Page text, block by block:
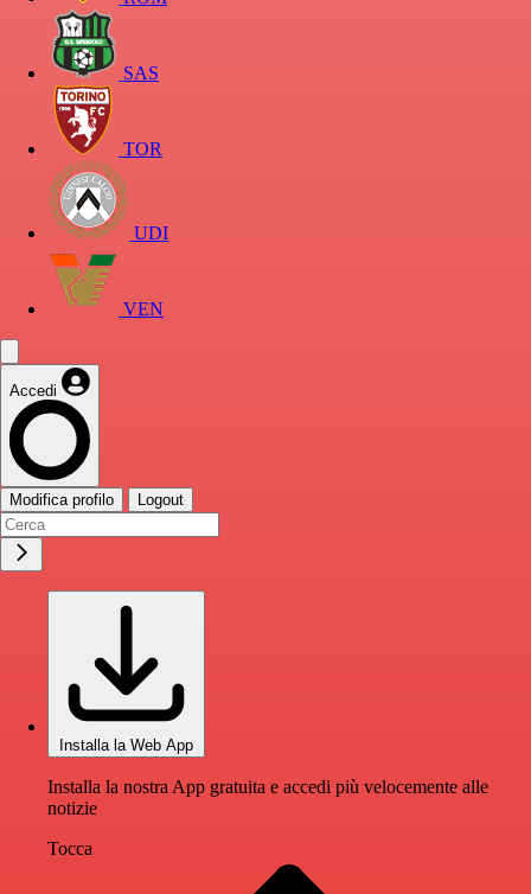
SAS
TOR
UDI
VEN
Accedi
Modifica profilo Logout
Installa la Web App
Installa la nostra App gratuita e accedi più velocemente alle
notizie
Tocca